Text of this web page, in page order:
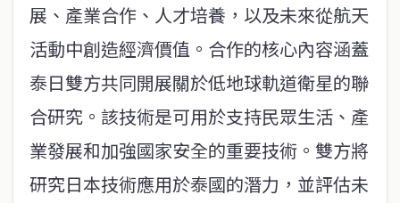
展、產業合作、人才培養，以及未來從航天
活動中創造經濟價值。合作的核心內容涵蓋
泰日雙方共同開展關於低地球軌道衛星的聯
合研究。該技術是可用於支持民眾生活、產
業發展和加強國家安全的重要技術。雙方將
研究日本技術應用於泰國的潛力，並評估未